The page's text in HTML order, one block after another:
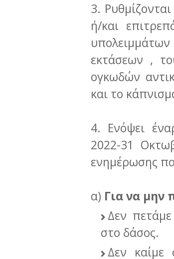
3.
ή/και
εκτάσεων ,
ογκωδών
και το
4. Ενόψει
2022-31
ενημέρωσης
α) Για να μην
Δεν
στο δάσος.
Δεν καίμε